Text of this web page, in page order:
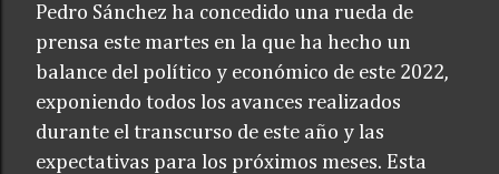
Pedro Sánchez ha concedido una rueda de
prensa este martes en la que ha hecho un
balance del político y económico de este 2022,
exponiendo todos los avances realizados
durante el transcurso de este año y las
expectativas para los próximos meses. Esta